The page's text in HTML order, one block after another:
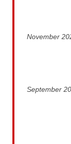
November
September